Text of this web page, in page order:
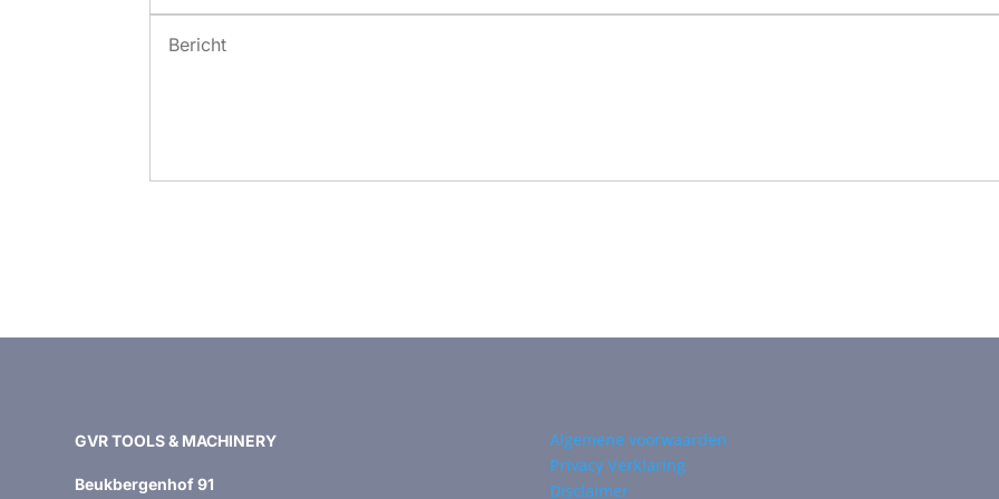
GVR TOOLS & MACHINERY
Beukbergenhof 91
Algemene voorwaarden
Privacy Verklaring
Disclaimer